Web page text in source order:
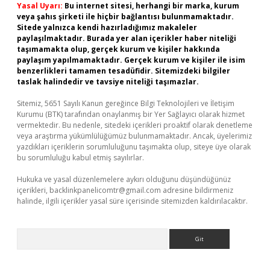
Yasal Uyarı: Bu internet sitesi, herhangi bir marka, kurum
veya şahıs şirketi ile hiçbir bağlantısı bulunmamaktadır.
Sitede yalnızca kendi hazırladığımız makaleler
paylaşılmaktadır. Burada yer alan içerikler haber niteliği
taşımamakta olup, gerçek kurum ve kişiler hakkında
paylaşım yapılmamaktadır. Gerçek kurum ve kişiler ile isim
benzerlikleri tamamen tesadüfidir. Sitemizdeki bilgiler
taslak halindedir ve tavsiye niteliği taşımazlar.
Sitemiz, 5651 Sayılı Kanun gereğince Bilgi Teknolojileri ve İletişim
Kurumu (BTK) tarafından onaylanmış bir Yer Sağlayıcı olarak hizmet
vermektedir. Bu nedenle, sitedeki içerikleri proaktif olarak denetleme
veya araştırma yükümlülüğümüz bulunmamaktadır. Ancak, üyelerimiz
yazdıkları içeriklerin sorumluluğunu taşımakta olup, siteye üye olarak
bu sorumluluğu kabul etmiş sayılırlar.
Hukuka ve yasal düzenlemelere aykırı olduğunu düşündüğünüz
içerikleri, backlinkpanelicomtr@gmail.com adresine bildirmeniz
halinde, ilgili içerikler yasal süre içerisinde sitemizden kaldırılacaktır.